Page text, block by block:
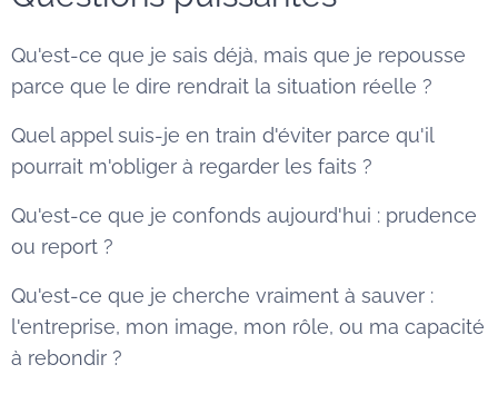
Qu'est-ce que je sais déjà, mais que je repousse
parce que le dire rendrait la situation réelle ?
Quel appel suis-je en train d'éviter parce qu'il
pourrait m'obliger à regarder les faits ?
Qu'est-ce que je confonds aujourd'hui : prudence
ou report ?
Qu'est-ce que je cherche vraiment à sauver :
l'entreprise, mon image, mon rôle, ou ma capacité
à rebondir ?